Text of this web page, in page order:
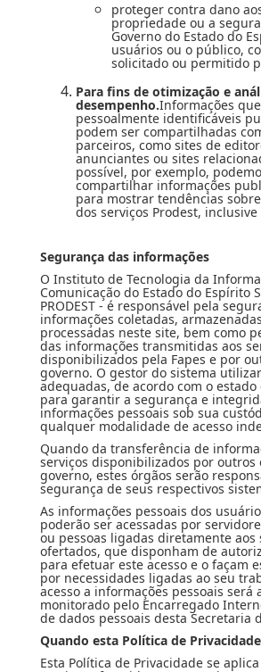
proteger contra dano
propriedade ou a
Governo do Estado do
usuários ou o público,
solicitado ou permitido
Para fins de otimização e
desempenho.Informações
pessoalmente identificáveis
podem ser compartilhadas
parceiros, como sites de
anunciantes ou sites
possível, por exemplo,
compartilhar informações
para mostrar tendências
dos serviços Prodest,
Segurança das informações
O Instituto de Tecnologia da
Comunicação do Estado do Espírito
PRODEST - é responsável pela
informações coletadas,
processadas neste site, bem como
das informações transmitidas aos
disponibilizados pela Fapes e por
governo. O gestor do sistema
adequadas, de acordo com o
para garantir a segurança e
informações pessoais sob sua
qualquer modalidade de acesso
Quando da transferência de
serviços disponibilizados por outros
governo, estes órgãos serão
segurança de seus respectivos
As informações pessoais dos
poderão ser acessadas por
ou pessoas ligadas diretamente aos
ofertados, que disponham de
para efetuar este acesso e o façam
por necessidades ligadas ao seu
acesso a informações pessoais será
monitorado pelo Encarregado
de dados pessoais desta Secretaria
Quando esta Política de
Esta Política de Privacidade se